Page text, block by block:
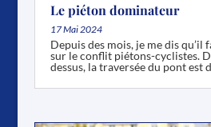
Le piéton dominateur
17 Mai 2024
Depuis des mois, je me dis qu’il
sur le conflit piétons-cyclistes.
dessus, la traversée du pont est